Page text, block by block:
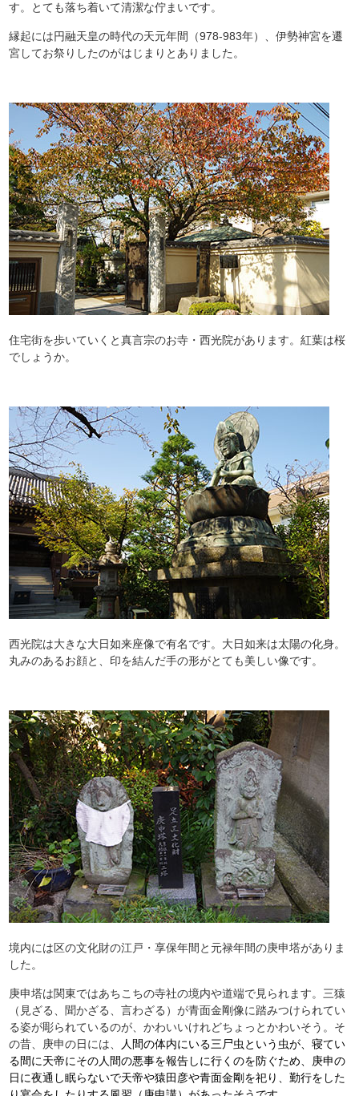
す。とても落ち着いて清潔な佇まいです。
縁起には円融天皇の時代の天元年間（978-983年）、伊勢神宮を遷
宮してお祭りしたのがはじまりとありました。
住宅街を歩いていくと真言宗のお寺・西光院があります。紅葉は桜
でしょうか。
西光院は大きな大日如来座像で有名です。大日如来は太陽の化身。
丸みのあるお顔と、印を結んだ手の形がとても美しい像です。
境内には区の文化財の江戸・享保年間と元禄年間の庚申塔がありま
した。
庚申塔は関東ではあちこちの寺社の境内や道端で見られます。三猿
（見ざる、聞かざる、言わざる）が青面金剛像に踏みつけられてい
る姿が彫られているのが、かわいいけれどちょっとかわいそう。そ
の昔、庚申の日には、
人間の体内にいる三尸虫という虫が、寝てい
る間に天帝にその人間の悪事を報告しに行くのを防ぐため、庚申の
日に夜通し眠らないで天帝や猿田彦や青面金剛を祀り、勤行をした